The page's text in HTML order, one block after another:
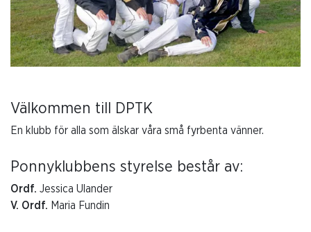
Välkommen till DPTK
En klubb för alla som älskar våra små fyrbenta vänner.
Ponnyklubbens styrelse består av:
Ordf. Jessica Ulander
V. Ordf. Maria Fundin